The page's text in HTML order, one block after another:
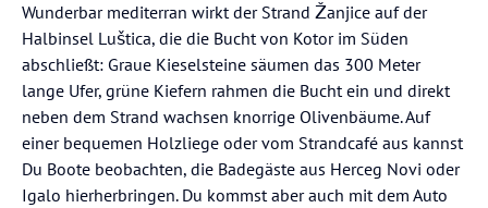
Wunderbar mediterran wirkt der Strand Žanjice auf der
Halbinsel Luštica, die die Bucht von Kotor im Süden
abschließt: Graue Kieselsteine säumen das 300 Meter
lange Ufer, grüne Kiefern rahmen die Bucht ein und direkt
neben dem Strand wachsen knorrige Olivenbäume. Auf
einer bequemen Holzliege oder vom Strandcafé aus kannst
Du Boote beobachten, die Badegäste aus Herceg Novi oder
Igalo hierherbringen. Du kommst aber auch mit dem Auto